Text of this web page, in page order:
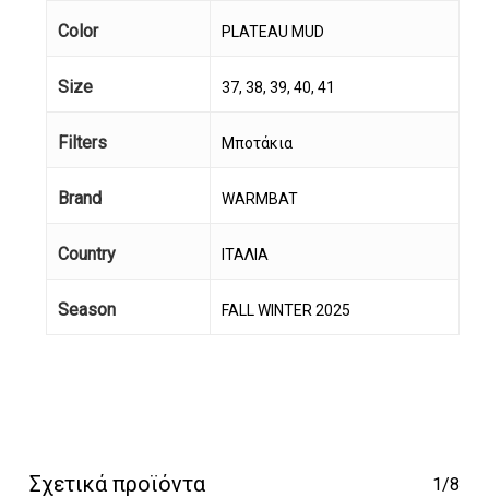
Color PLATEAU MUD
Size 37, 38, 39, 40, 41
Filters Μποτάκια
Brand WARMBAT
Country ΙΤΑΛΙΑ
Season FALL WINTER 2025
Σχετικά προϊόντα 1/8